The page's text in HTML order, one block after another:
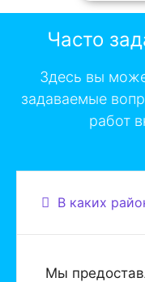
Часто
Здесь вы
задаваемые
работ
В каких
Мы